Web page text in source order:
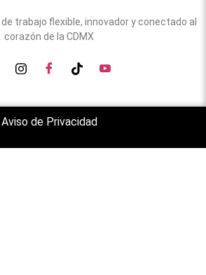
trabajo flexible, innovador y conectado al
corazón de la CDMX
Aviso de Privacidad